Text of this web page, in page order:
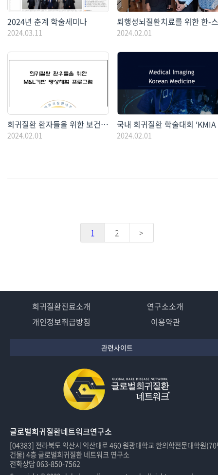
2024년 춘계 학술세미나
2024.03.11 2024.02.01
희귀질환 환자들을 위한 보건소 희귀질환 프로그램운영
2024.02.01 2024.02.01
1 2 >
희귀질환진료소개
연구소소개
개인정보취급방침
이용약관
관련사이트
글로벌희귀질환네트워크연구소
[04383] 전라북도 익산시 익산대로 460 원광대학교 한의학전문대학원
건물) 4층 글로벌희귀질환 네트워크 연구소
전화상담 063-850-7562